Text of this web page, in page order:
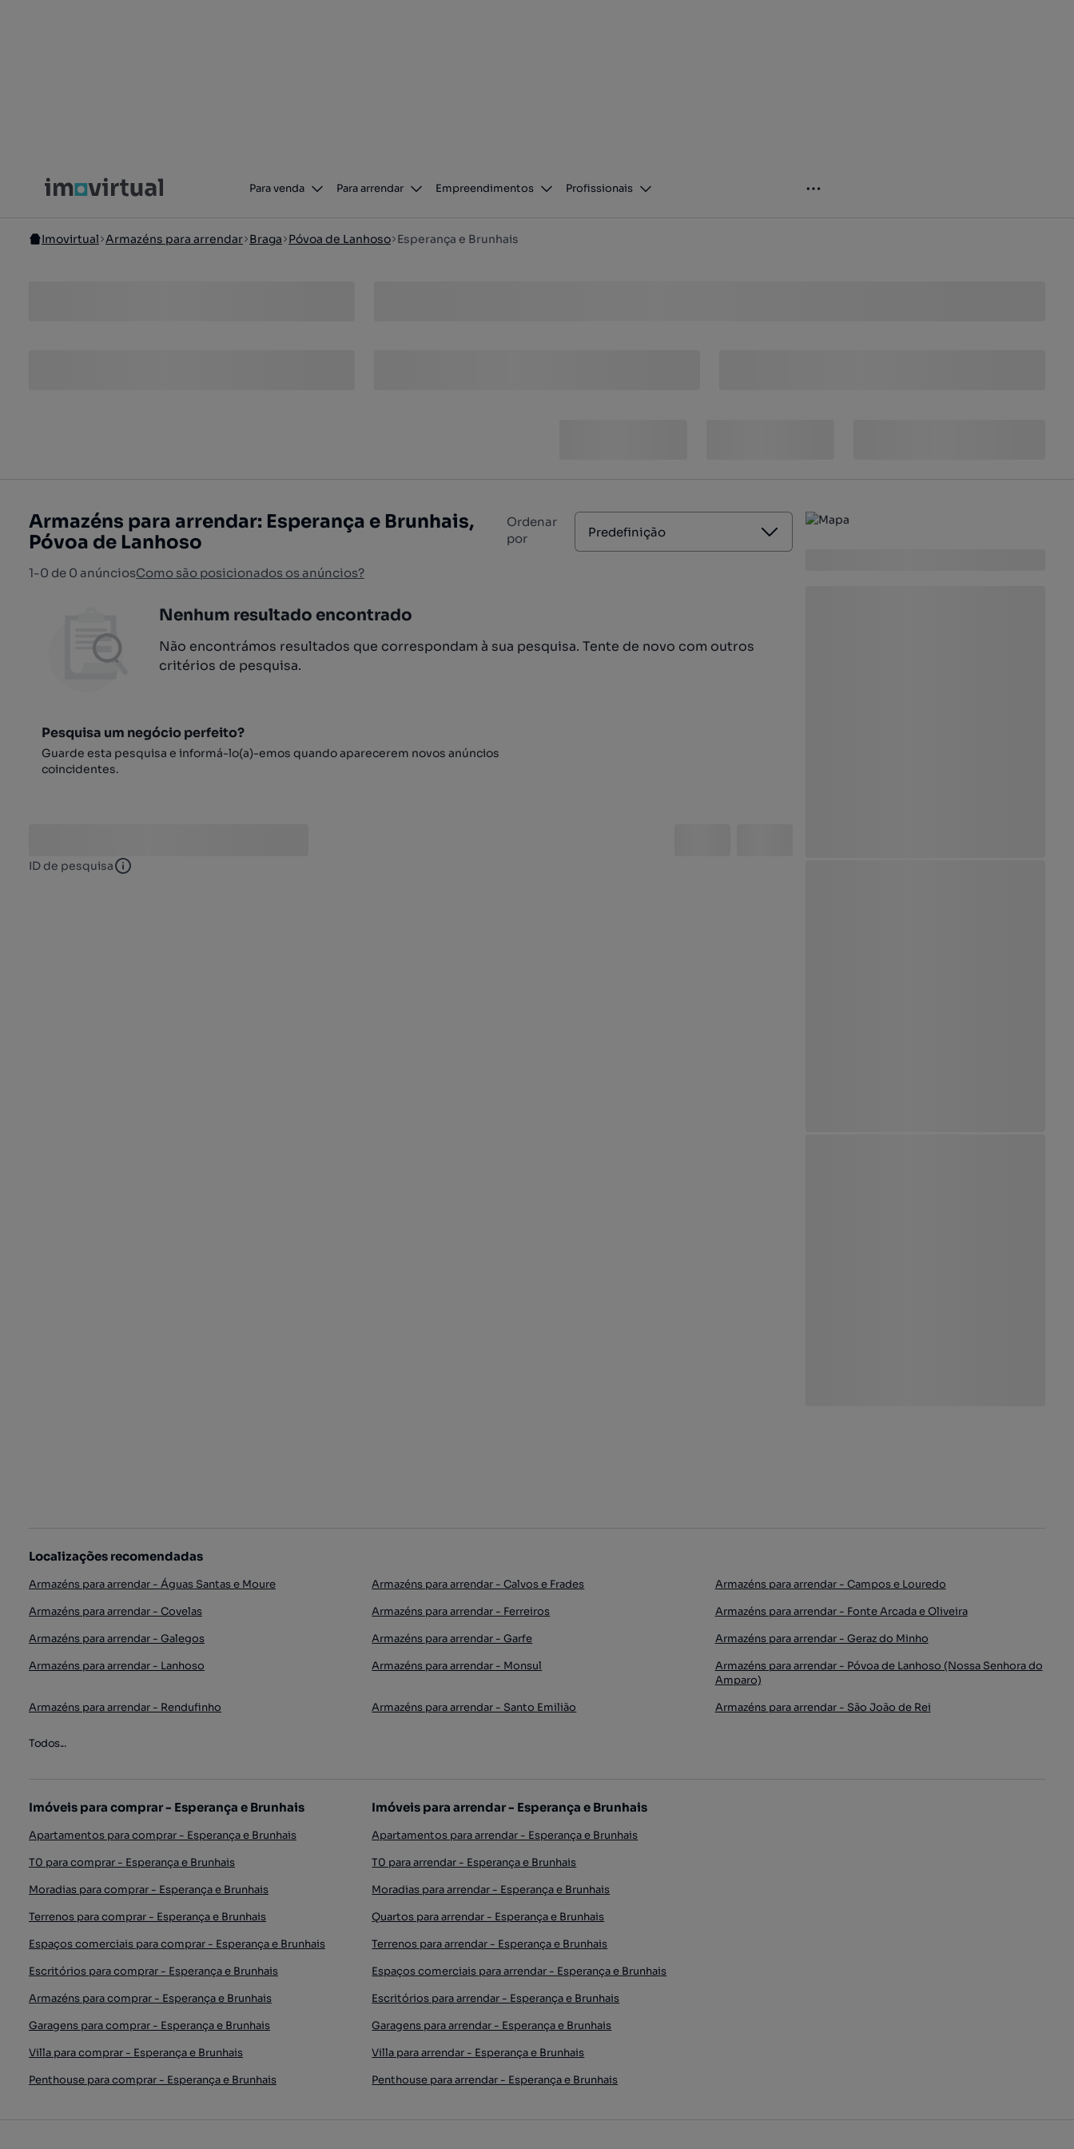
Para venda Para arrendar Empreendimentos Profissionais
Imovirtual Armazéns para arrendar Braga Póvoa de Lanhoso Esperança e Brunhais
Armazéns para arrendar: Esperança e Brunhais,
Póvoa de Lanhoso
1-0 de 0 anúnciosComo são posicionados os anúncios?
Ordenar
por
Predefinição
Nenhum resultado encontrado
Não encontrámos resultados que correspondam à sua pesquisa. Tente de novo com outros
critérios de pesquisa.
Pesquisa um negócio perfeito?
Guarde esta pesquisa e informá-lo(a)-emos quando aparecerem novos anúncios
coincidentes.
ID de pesquisa ID de pesquisa
Localizações recomendadas
Armazéns para arrendar - Águas Santas e Moure Armazéns para arrendar - Calvos e Frades
Armazéns para arrendar - Campos e Louredo
Armazéns para arrendar - Covelas
Armazéns para arrendar - Ferreiros
Armazéns para arrendar - Fonte Arcada e Oliveira
Armazéns para arrendar - Galegos
Armazéns para arrendar - Garfe
Armazéns para arrendar - Geraz do Minho
Armazéns para arrendar - Lanhoso
Armazéns para arrendar - Monsul
Armazéns para arrendar - Póvoa de Lanhoso (Nossa Senhora do
Amparo)
Armazéns para arrendar - Rendufinho
Armazéns para arrendar - Santo Emilião Armazéns para arrendar - São João de Rei
Todos...
Imóveis para comprar - Esperança e Brunhais
Apartamentos para comprar - Esperança e Brunhais
T0 para comprar - Esperança e Brunhais
Moradias para comprar - Esperança e Brunhais
Terrenos para comprar - Esperança e Brunhais
Espaços comerciais para comprar - Esperança e Brunhais
Escritórios para comprar - Esperança e Brunhais
Armazéns para comprar - Esperança e Brunhais
Garagens para comprar - Esperança e Brunhais
Villa para comprar - Esperança e Brunhais
Penthouse para comprar - Esperança e Brunhais
Imóveis para arrendar - Esperança e Brunhais
Apartamentos para arrendar - Esperança e Brunhais
T0 para arrendar - Esperança e Brunhais
Moradias para arrendar - Esperança e Brunhais
Quartos para arrendar - Esperança e Brunhais
Terrenos para arrendar - Esperança e Brunhais
Espaços comerciais para arrendar - Esperança e Brunhais
Escritórios para arrendar - Esperança e Brunhais
Garagens para arrendar - Esperança e Brunhais
Villa para arrendar - Esperança e Brunhais
Penthouse para arrendar - Esperança e Brunhais